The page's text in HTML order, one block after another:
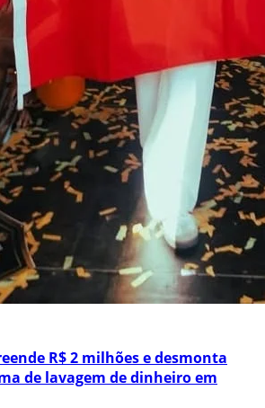
R$ 2 milhões e desmonta
de lavagem de dinheiro em